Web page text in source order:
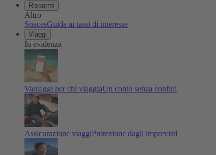
Risparmi
Altro
SpacesGuida ai tassi di interesse
Viaggi
In evidenza
Vantaggi per chi viaggiaUn conto senza confini
Assicurazione viaggiProtezione dagli imprevisti